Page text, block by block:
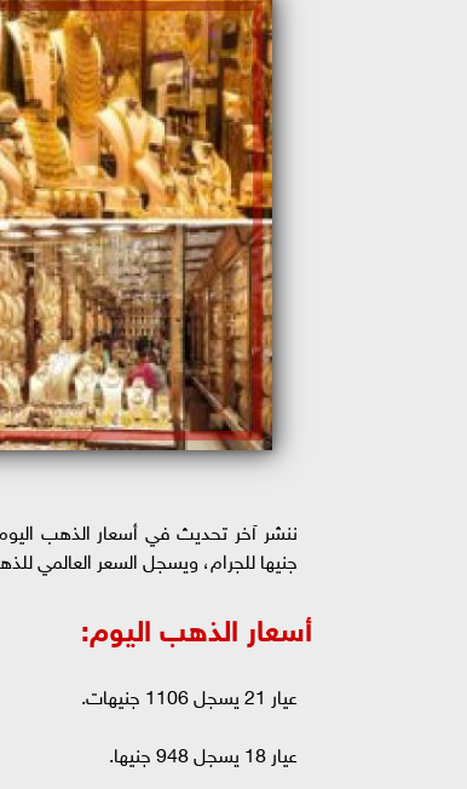
جنيها للجرام، ويسجل السعر العالمي للذهب
أسعار الذهب اليوم:
عيار 21 يسجل 1106 جنيهات.
عيار 18 يسجل 948 جنيها.